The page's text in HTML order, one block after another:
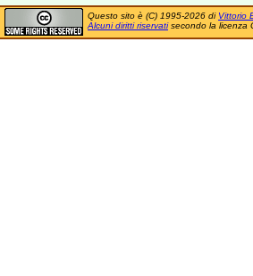
Questo sito è (C) 1995-2026 di Vittorio
Alcuni diritti riservatisecondo la licenza